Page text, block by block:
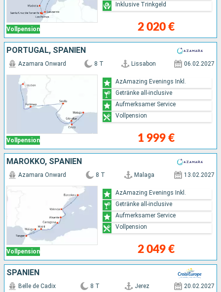
Vollpension 2 020 €
Inklusive Trinkgeld
PORTUGAL, SPANIEN
Vollpension
Azamara Onward 8 T Lissabon 06.02.2027
1 999 €
AzAmazing Evenings Inkl.
Getränke all-inclusive
Aufmerksamer Service
Vollpension
MAROKKO, SPANIEN
Vollpension
Azamara Onward 8 T Malaga 13.02.2027
2 049 €
AzAmazing Evenings Inkl.
Getränke all-inclusive
Aufmerksamer Service
Vollpension
SPANIEN
Belle de Cadix 8 T Jerez 20.02.2027